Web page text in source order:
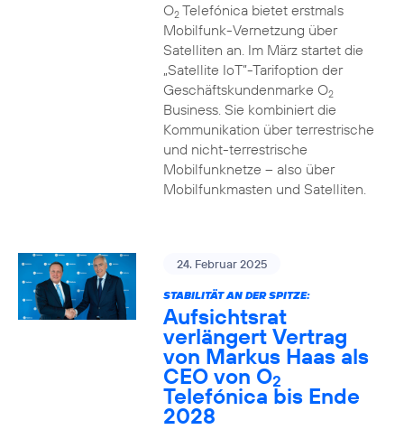
O2Telefónica bietet erstmals
Mobilfunk-Vernetzung über
Satelliten an. Im März startet die
„Satellite IoT”-Tarifoption der
Geschäftskundenmarke O2
Business. Sie kombiniert die
Kommunikation über terrestrische
und nicht-terrestrische
Mobilfunknetze – also über
Mobilfunkmasten und Satelliten.
24. Februar 2025
STABILITÄT AN DER SPITZE:
Aufsichtsrat
verlängert Vertrag
von Markus Haas als
CEO von O2
Telefónica bis Ende
2028